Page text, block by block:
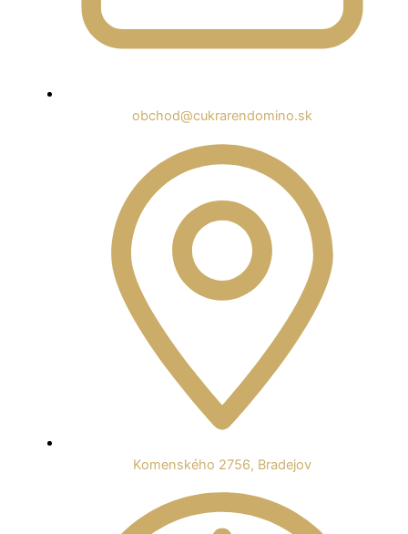
obchod@cukrarendomino.sk
Komenského 2756, Bradejov